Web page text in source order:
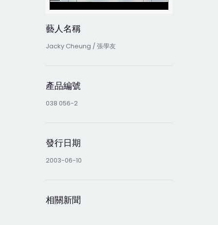
藝人名稱
Jacky Cheung / 張學友
產品編號
038 056-2
發行日期
2003-06-10
相關新聞